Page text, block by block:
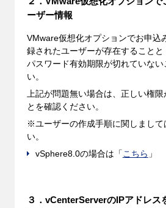
ーザー情報
VMware仮想化オプションでお申込
録されたユーザーが存在することと
パスワード有効期限が切れていない
い。
上記が問題無い場合は、正しい権
とを確認ください。
※ユーザーの作成手順に関しまして
い。
vSphere8.0の場合は「こちら 」
３．vCenterServerのIPアドレス